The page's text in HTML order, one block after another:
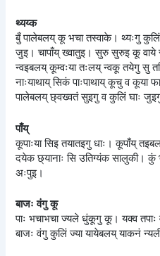
थ्यय्क
बुँ पालेबलय् कू भचा तस्वाके। थ्यःगु
जुइ। चापाँय् ख्वातुइ। सुरु सुरुइ कू
न्वइबलय् कूम्वःया तःलय् न्वकू तयेगु सु
नाःयाथाय् सिकं पाःपाथाय् कूचु व कूया
पालेबलय् छ्वख्वतं सुइगु व कुलिं घाः
पाँय्
कूपाःया सिइ तयातइगु धाः। कूपाँय्
दयेक छ्यानाः सि उतिग्यंक सालुकी। कुं
अःपुइ।
बाजः वंगु कू
पाः भचाभचा ज्यले धुंकूगु कू। यक्व
बाजः वंगु कुलिं ज्या यायेबलय् याकनं